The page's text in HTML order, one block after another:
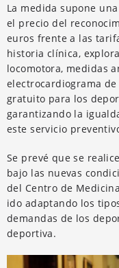
La medida supone
el precio del
euros frente a las
historia clínica,
locomotora, medidas
electrocardiograma
gratuito para los
garantizando la
este servicio
Se prevé que se
bajo las nuevas
del Centro de
ido adaptando los
demandas de los
deportiva.